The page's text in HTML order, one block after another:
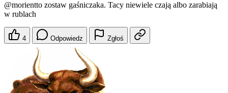
@morientto zostaw gaśniczaka. Tacy niewiele czają albo zarabiają
w rublach
4 Odpowiedz Zgłoś